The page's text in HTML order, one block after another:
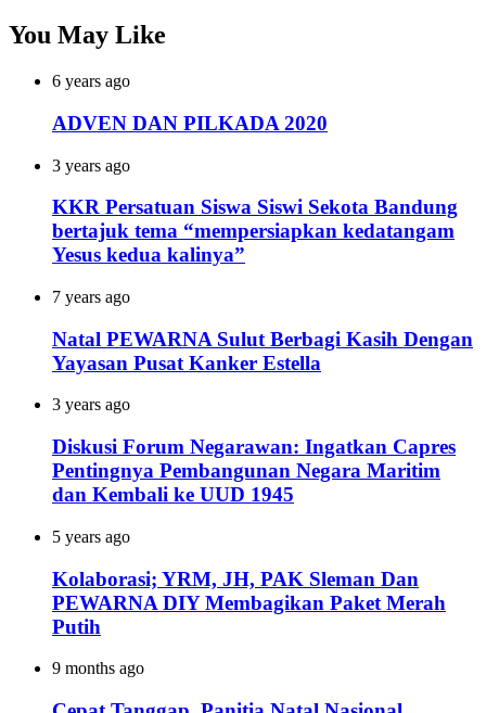
You May Like
6 years ago
ADVEN DAN PILKADA 2020
3 years ago
KKR Persatuan Siswa Siswi Sekota Bandung
bertajuk tema “mempersiapkan kedatangam
Yesus kedua kalinya”
7 years ago
Natal PEWARNA Sulut Berbagi Kasih Dengan
Yayasan Pusat Kanker Estella
3 years ago
Diskusi Forum Negarawan: Ingatkan Capres
Pentingnya Pembangunan Negara Maritim
dan Kembali ke UUD 1945
5 years ago
Kolaborasi; YRM, JH, PAK Sleman Dan
PEWARNA DIY Membagikan Paket Merah
Putih
9 months ago